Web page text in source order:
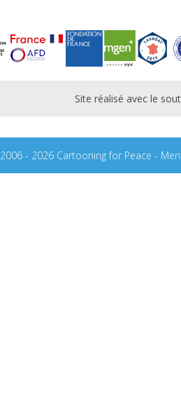
Site réalisé avec le
2006 - 2026 Cartooning for Peace -